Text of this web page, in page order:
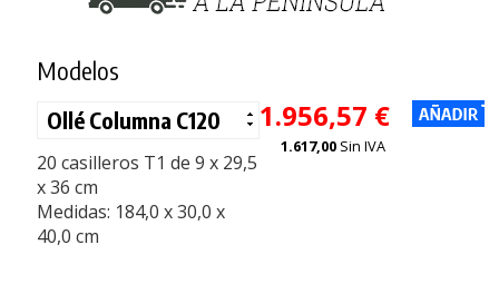
Modelos
20 casilleros T1 de 9 x 29,5
x 36 cm
Medidas: 184,0 x 30,0 x
40,0 cm
1.956,57 €
1.617,00 Sin IVA